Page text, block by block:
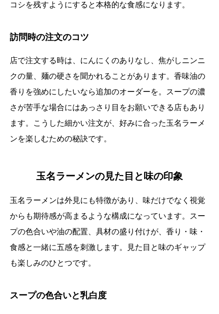
コシを残すようにすると本格的な食感になります。
訪問時の注文のコツ
店で注文する時は、にんにくのありなし、焦がしニンニ
クの量、麺の硬さを聞かれることがあります。香味油の
香りを強めにしたいなら追加のオーダーを。スープの濃
さが苦手な場合にはあっさり目をお願いできる店もあり
ます。こうした細かい注文が、好みに合った玉名ラーメ
ンを楽しむための秘訣です。
玉名ラーメンの見た目と味の印象
玉名ラーメンは外見にも特徴があり、味だけでなく視覚
からも期待感が高まるような構成になっています。スー
プの色合いや油の配置、具材の盛り付けが、香り・味・
食感と一緒に五感を刺激します。見た目と味のギャップ
も楽しみのひとつです。
スープの色合いと乳白度